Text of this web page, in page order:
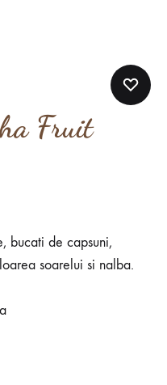
Fruit
bucati de capsuni,
soarelui si nalba.